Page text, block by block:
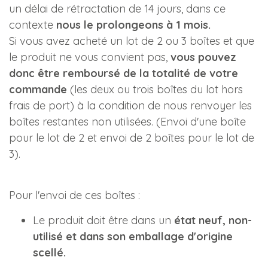
un délai de rétractation de 14 jours, dans ce
contexte nous le prolongeons à 1 mois.
Si vous avez acheté un lot de 2 ou 3 boîtes et que
le produit ne vous convient pas, vous pouvez
donc être remboursé de la totalité de votre
commande (les deux ou trois boîtes du lot hors
frais de port) à la condition de nous renvoyer les
boîtes restantes non utilisées. (Envoi d'une boîte
pour le lot de 2 et envoi de 2 boîtes pour le lot de
3).
Pour l'envoi de ces boîtes :
Le produit doit être dans un état neuf, non-
utilisé et dans son emballage d'origine
scellé.